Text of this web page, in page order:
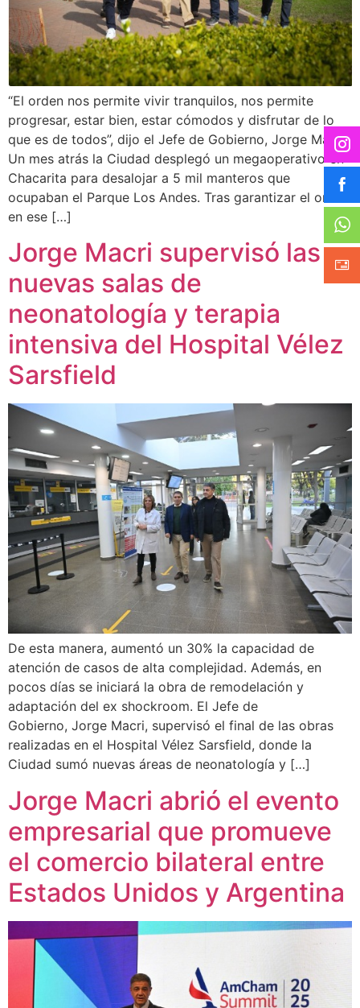
“El orden nos permite vivir tranquilos, nos permite
progresar, estar bien, estar cómodos y disfrutar de lo
que es de todos”, dijo el Jefe de Gobierno, Jorge Macri.
Un mes atrás la Ciudad desplegó un megaoperativo en
Chacarita para desalojar a 5 mil manteros que
ocupaban el Parque Los Andes. Tras garantizar el orden
en ese […]
Jorge Macri supervisó las
nuevas salas de
neonatología y terapia
intensiva del Hospital Vélez
Sarsfield
De esta manera, aumentó un 30% la capacidad de
atención de casos de alta complejidad. Además, en
pocos días se iniciará la obra de remodelación y
adaptación del ex shockroom. El Jefe de
Gobierno, Jorge Macri, supervisó el final de las obras
realizadas en el Hospital Vélez Sarsfield, donde la
Ciudad sumó nuevas áreas de neonatología y […]
Jorge Macri abrió el evento
empresarial que promueve
el comercio bilateral entre
Estados Unidos y Argentina